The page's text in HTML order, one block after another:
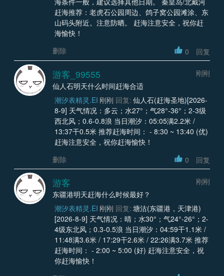
赶海推荐：老虎石公园周边、鸽子窝公园滩涂、东
山码头附近。注意防晒。 赶海注意安全，祝你赶
海愉快！
删除
0 回复
游客_99555
刚刚
仙人石明天什么时间赶海合适
潮汐表精灵.EI 刚刚 回复: 仙人石(赶海圣地)[2026-
8-9] 天气情况：多云；水27°；气28°-36°；2-3级
西北风；0.6-0.8浪 当日潮汐：05:05满2.2米 /
13:37干0.5米 推荐赶海时间： - 8:30 ~ 13:40 (优)
赶海注意安全，祝你赶海愉快！
删除
0 回复
游客
刚刚
东疆港明天赶海什么时候最好？
潮汐表精灵.EI 刚刚 回复: 塘沽(东疆港，天津港)
[2026-8-9] 天气情况：晴；水30°；气24°-26°；2-
4级东北风；0.3-0.5浪 当日潮汐：04:59干1.1米 /
11:48满3.6米 / 17:29干2.6米 / 22:26满3.7米 推荐
赶海时间： - 2:00 ~ 5:00 (好) 赶海注意安全，祝
你赶海愉快！